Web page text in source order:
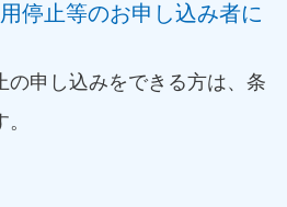
停止等のお申し込み者に
の申し込みをできる方は、条